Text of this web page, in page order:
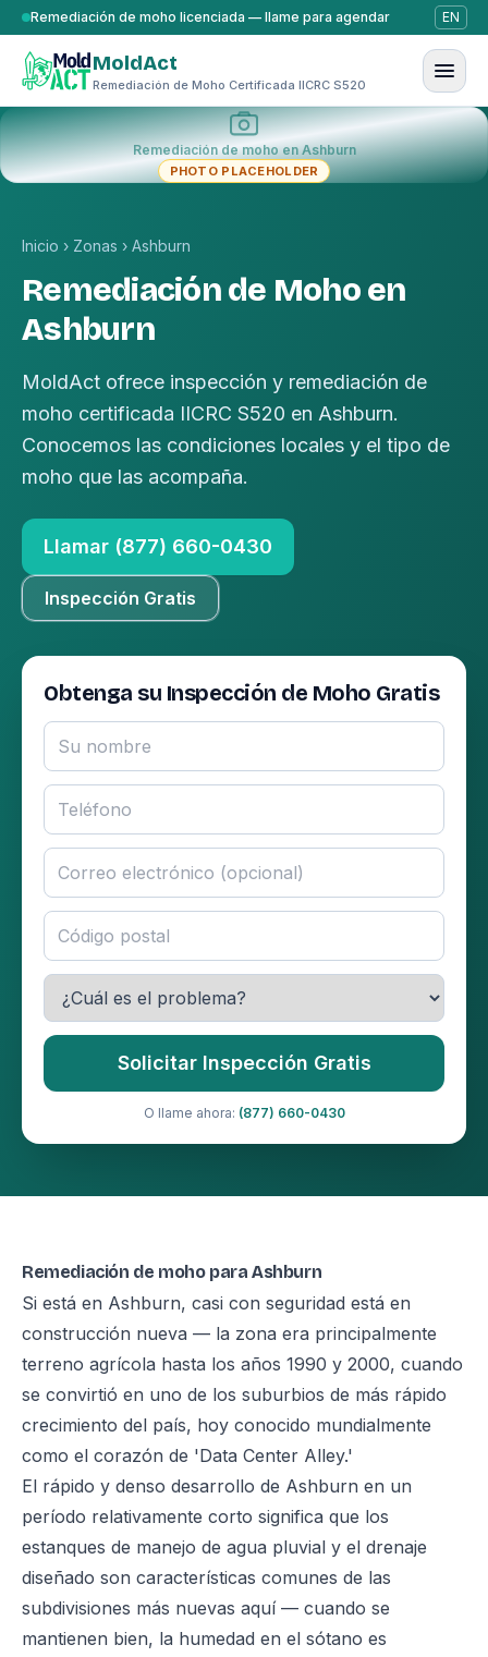
Saltar al contenido
Remediación de moho licenciada — llame para agendar EN
MoldAct
Remediación de Moho Certificada IICRC S520
Remediación de moho en Ashburn
PHOTO PLACEHOLDER
Inicio › Zonas › Ashburn
Remediación de Moho en
Ashburn
MoldAct ofrece inspección y remediación de
moho certificada IICRC S520 en Ashburn.
Conocemos las condiciones locales y el tipo de
moho que las acompaña.
Llamar (877) 660-0430
Inspección Gratis
Obtenga su Inspección de Moho Gratis
Solicitar Inspección Gratis
O llame ahora: (877) 660-0430
Remediación de moho para Ashburn
Si está en Ashburn, casi con seguridad está en
construcción nueva — la zona era principalmente
terreno agrícola hasta los años 1990 y 2000, cuando
se convirtió en uno de los suburbios de más rápido
crecimiento del país, hoy conocido mundialmente
como el corazón de 'Data Center Alley.'
El rápido y denso desarrollo de Ashburn en un
período relativamente corto significa que los
estanques de manejo de agua pluvial y el drenaje
diseñado son características comunes de las
subdivisiones más nuevas aquí — cuando se
mantienen bien, la humedad en el sótano es